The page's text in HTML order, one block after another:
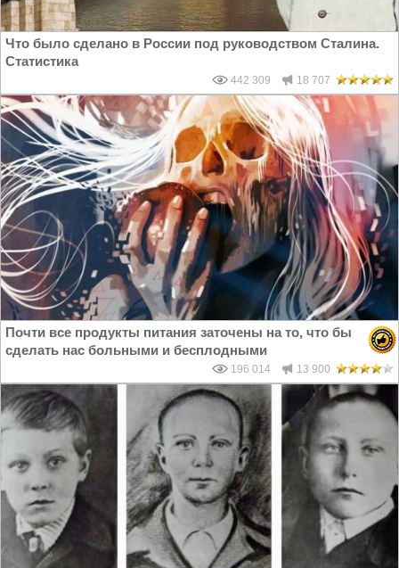
Что было сделано в России под руководством Сталина.
Статистика
442 309 18 707
Почти все продукты питания заточены на то, что бы
сделать нас больными и бесплодными
196 014 13 900